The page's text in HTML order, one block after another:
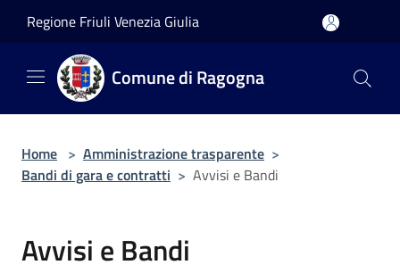
Regione Friuli Venezia Giulia
Comune di Ragogna
Home > Amministrazione trasparente >
Bandi di gara e contratti > Avvisi e Bandi
Avvisi e Bandi